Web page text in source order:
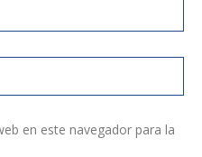
en este navegador para la